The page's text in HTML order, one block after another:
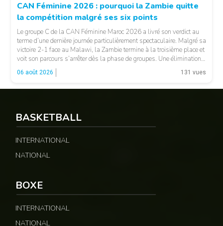
CAN Féminine 2026 : pourquoi la Zambie quitte
la compétition malgré ses six points
Le groupe C de la CAN Féminine Maroc 2026 a livré son verdict au
terme d’une dernière journée particulièrement spectaculaire. Malgré sa
victoire 2-1 face au Malawi, la Zambie termine à la troisième place et
voit son parcours s’arrêter dès la phase de groupes. Une élimination
qui peut surprendre au regard du classement général : […]
06 août 2026 131 vues
BASKETBALL
INTERNATIONAL
NATIONAL
BOXE
INTERNATIONAL
NATIONAL